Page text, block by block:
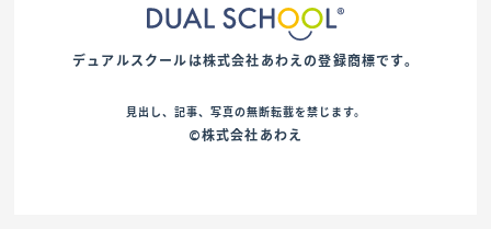
デュアルスクールは株式会社あわえの登録商標です。
見出し、記事、写真の無断転載を禁じます。
©株式会社あわえ